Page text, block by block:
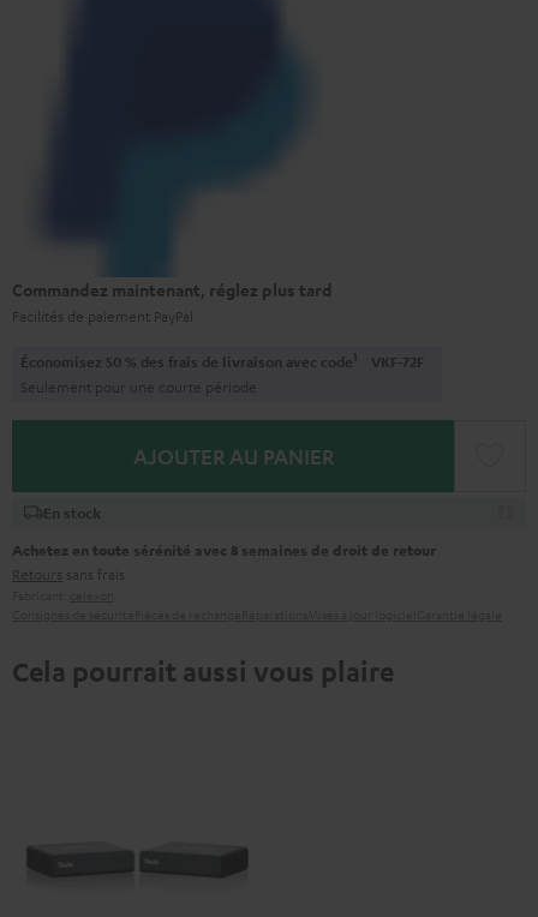
Commandez maintenant, réglez plus tard
Facilités de paiement PayPal
Économisez 50 % des frais de livraison avec code1 VKF-72F
Seulement pour une courte période
AJOUTER AU PANIER
En stock
Achetez en toute sérénité avec 8 semaines de droit de retour
Retours sans frais
Cela pourrait aussi vous plaire